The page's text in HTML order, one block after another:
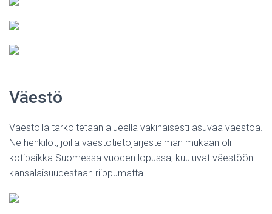
Väestö
Väestöllä tarkoitetaan alueella vakinaisesti asuvaa väestöä.
Ne henkilöt, joilla väestötietojärjestelmän mukaan oli
kotipaikka Suomessa vuoden lopussa, kuuluvat väestöön
kansalaisuudestaan riippumatta.